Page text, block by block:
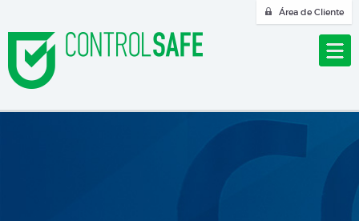
Área de Cliente